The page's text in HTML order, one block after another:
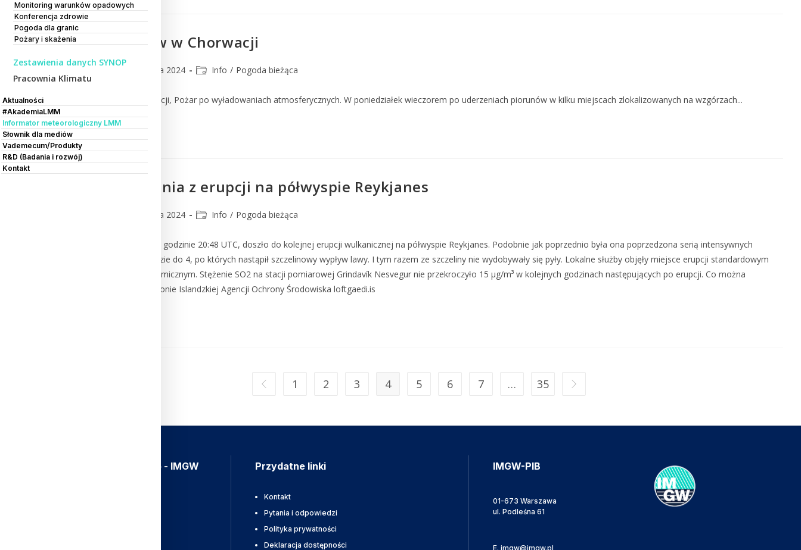
Monitoring warunków opadowych
Konferencja zdrowie
Pogoda dla granic
Pożary i skażenia
Zestawienia danych SYNOP
Pracownia Klimatu
Aktualności
#AkademiaLMM
Informator meteorologiczny LMM
Słownik dla mediów
Vademecum/Produkty
R&D (Badania i rozwój)
Kontakt
Sezon pożarów w Chorwacji
CMM 28 sierpnia 2024 Info / Pogoda bieżąca
Sezon pożarów w Chorwacji, Pożar po wyładowaniach atmosferycznych. W poniedziałek wieczorem po uderzeniach piorunów w kilku miejscach zlokalizowanych na wzgórzach...
Czytaj Dalej
Zanieczyszczenia z erupcji na półwyspie Reykjanes
27 sierpnia 2024 Info / Pogoda bieżąca
We czwartek 22 sierpnia o godzinie 20:48 UTC, doszło do kolejnej erupcji wulkanicznej na półwyspie Reykjanes. Podobnie jak poprzednio była ona poprzedzona serią intensywnych
trzęsień ziemi o magnitudzie do 4, po których nastąpił szczelinowy wypływ lawy. I tym razem ze szczeliny nie wydobywały się pyły. Lokalne służby objęły miejsce erupcji standardowym
monitoringiem, w tym chemicznym. Stężenie SO2 na stacji pomiarowej Grindavík Nesvegur nie przekroczyło 15 μg/m³ w kolejnych godzinach następujących po erupcji. Co można
sprawdzić na oficjalnej stronie Islandzkiej Agencji Ochrony Środowiska loftgaedi.is ​
1 2 3 4 5 6 7 … 35
Aplikacja Meteo - IMGW Przydatne linki
Kontakt
Pytania i odpowiedzi
Polityka prywatności
Deklaracja dostępności
IMGW-PIB
01-673 Warszawa
ul. Podleśna 61
E. imgw@imgw.pl